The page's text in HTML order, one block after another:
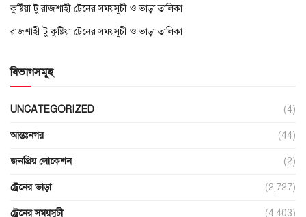
কুষ্টিয়া টু রাজশাহী ট্রেনের সময়সূচী ও ভাড়া তালিকা
রাজশাহী টু কুষ্টিয়া ট্রেনের সময়সূচী ও ভাড়া তালিকা
বিভাগসমূহ
UNCATEGORIZED (4)
আন্তঃনগর (44)
জনপ্রিয় লোকেশন (2)
ট্রেনের ভাড়া (2,727)
ট্রেনের সময়সূচী (4,403)